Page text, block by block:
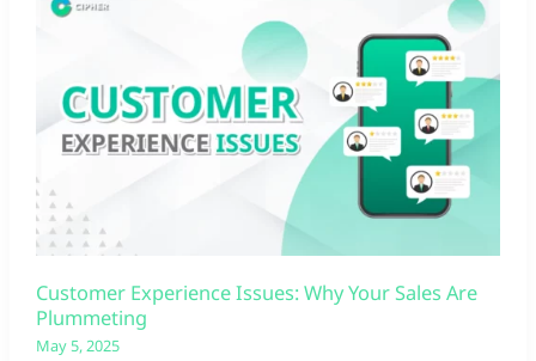
Customer Experience Issues: Why Your Sales Are
Plummeting
May 5, 2025